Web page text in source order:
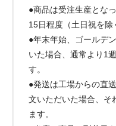
●商品は受注生産とな
15日程度（土日祝を除
●年末年始、ゴールデ
いた場合、通常より1
す。
●発送は工場からの直
文いただいた場合、そ
ます。